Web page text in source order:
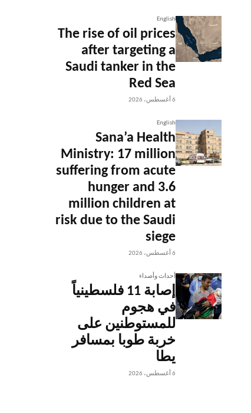
English
The rise of oil prices
after targeting a
Saudi tanker in the
Red Sea
6 أغسطس، 2026
English
Sana’a Health
Ministry: 17 million
suffering from acute
hunger and 3.6
million children at
risk due to the Saudi
siege
6 أغسطس، 2026
أحداث وأصداء
إصابة 11 فلسطينياً
في هجوم
للمستوطنين على
خربة طوبا بمسافر
يطا
6 أغسطس، 2026